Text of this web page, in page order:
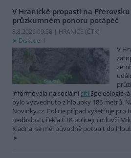
V Hranické propasti na
průzkumném ponoru potápěč
8.8.2026 09:58 | HRANICE (ČTK)
Diskuse: 1
V
informovala na sociální síti
bylo vyzvednuto z hloubky 186 metrů.
Novinky.cz. Policie případ vyšetřuje pro
nedbalosti, řekla ČTK policejní mluvčí
Kladna, se měl původně potopit do